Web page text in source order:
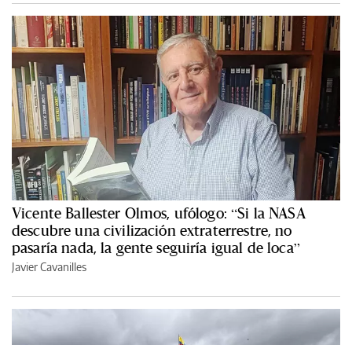
Vicente Ballester Olmos, ufólogo: “Si la NASA
descubre una civilización extraterrestre, no
pasaría nada, la gente seguiría igual de loca”
Javier Cavanilles